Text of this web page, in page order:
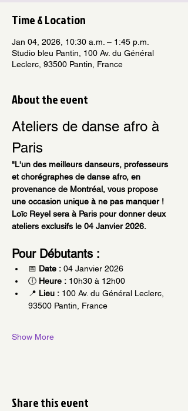
Time & Location
Jan 04, 2026, 10:30 a.m. – 1:45 p.m.
Studio bleu Pantin, 100 Av. du Général
Leclerc, 93500 Pantin, France
About the event
Ateliers de danse afro à
Paris
"L'un des meilleurs danseurs, professeurs
et chorégraphes de danse afro, en
provenance de Montréal, vous propose
une occasion unique à ne pas manquer !
Loïc Reyel sera à Paris pour donner deux
ateliers exclusifs le 04 Janvier 2026.
Pour Débutants :
📅 Date : 04 Janvier 2026
🕕 Heure : 10h30 à 12h00
📍 Lieu : 100 Av. du Général Leclerc,
93500 Pantin, France
Show More
Share this event